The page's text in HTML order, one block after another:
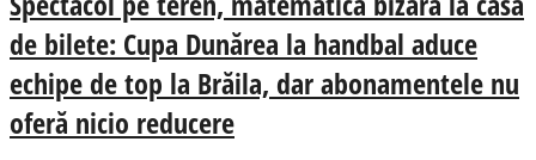
de bilete: Cupa Dunărea la handbal aduce
echipe de top la Brăila, dar abonamentele nu
oferă nicio reducere